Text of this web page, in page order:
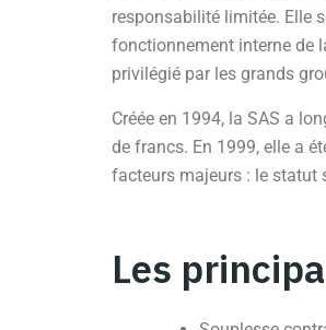
responsabilité limitée. Elle
fonctionnement interne de
privilégié par les grands
Créée en 1994, la SAS a
de francs. En 1999, elle a
facteurs majeurs : le statut
Les